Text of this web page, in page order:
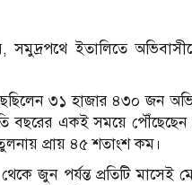
সমুদ্রপথে ইতালিতে
৩১ হাজার ৪৩০ জন
বছরের একই সময়ে
প্রায় ৪৫ শতাংশ কম।
জুন পর্যন্ত প্রতিটি মাসেই